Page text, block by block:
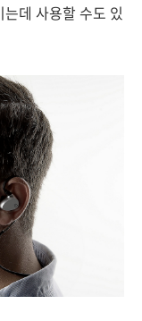
데 사용할 수도 있